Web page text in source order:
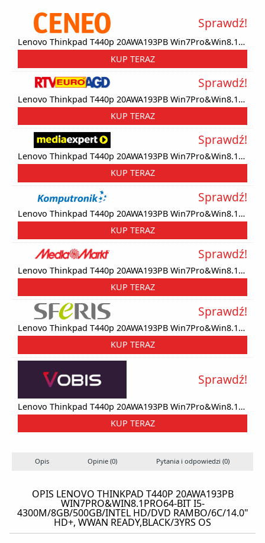
Lenovo Thinkpad T440p 20AWA193PB Win7Pro&Win8.1Pro64-bit i5-4300M/8GB/500GB/Intel HD/DVD Rambo/6c/14.0" HD+, WWAN Ready,Black/3Yrs OS
Sprawdź!
KUP TERAZ
Lenovo Thinkpad T440p 20AWA193PB Win7Pro&Win8.1Pro64-bit i5-4300M/8GB/500GB/Intel HD/DVD Rambo/6c/14.0" HD+, WWAN Ready,Black/3Yrs OS
Sprawdź!
KUP TERAZ
Lenovo Thinkpad T440p 20AWA193PB Win7Pro&Win8.1Pro64-bit i5-4300M/8GB/500GB/Intel HD/DVD Rambo/6c/14.0" HD+, WWAN Ready,Black/3Yrs OS
Sprawdź!
KUP TERAZ
Lenovo Thinkpad T440p 20AWA193PB Win7Pro&Win8.1Pro64-bit i5-4300M/8GB/500GB/Intel HD/DVD Rambo/6c/14.0" HD+, WWAN Ready,Black/3Yrs OS
Sprawdź!
KUP TERAZ
Lenovo Thinkpad T440p 20AWA193PB Win7Pro&Win8.1Pro64-bit i5-4300M/8GB/500GB/Intel HD/DVD Rambo/6c/14.0" HD+, WWAN Ready,Black/3Yrs OS
Sprawdź!
KUP TERAZ
Lenovo Thinkpad T440p 20AWA193PB Win7Pro&Win8.1Pro64-bit i5-4300M/8GB/500GB/Intel HD/DVD Rambo/6c/14.0" HD+, WWAN Ready,Black/3Yrs OS
Sprawdź!
KUP TERAZ
Lenovo Thinkpad T440p 20AWA193PB Win7Pro&Win8.1Pro64-bit i5-4300M/8GB/500GB/Intel HD/DVD Rambo/6c/14.0" HD+, WWAN Ready,Black/3Yrs OS
Sprawdź!
KUP TERAZ
Opis Opinie (0) Pytania i odpowiedzi (0)
OPIS LENOVO THINKPAD T440P 20AWA193PB
WIN7PRO&WIN8.1PRO64-BIT I5-
4300M/8GB/500GB/INTEL HD/DVD RAMBO/6C/14.0"
HD+, WWAN READY,BLACK/3YRS OS